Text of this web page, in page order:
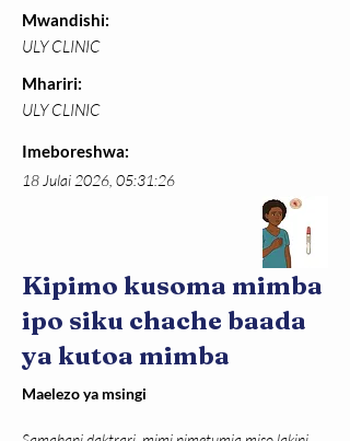
Mwandishi:
ULY CLINIC
Mhariri:
ULY CLINIC
Imeboreshwa:
18 Julai 2026, 05:31:26
Kipimo kusoma mimba
ipo siku chache baada
ya kutoa mimba
Maelezo ya msingi